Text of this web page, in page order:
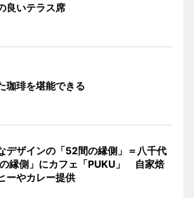
良いテラス席
珈琲を堪能できる
デザインの「52間の縁側」＝八千代
の縁側」にカフェ「PUKU」 自家焙
ーやカレー提供